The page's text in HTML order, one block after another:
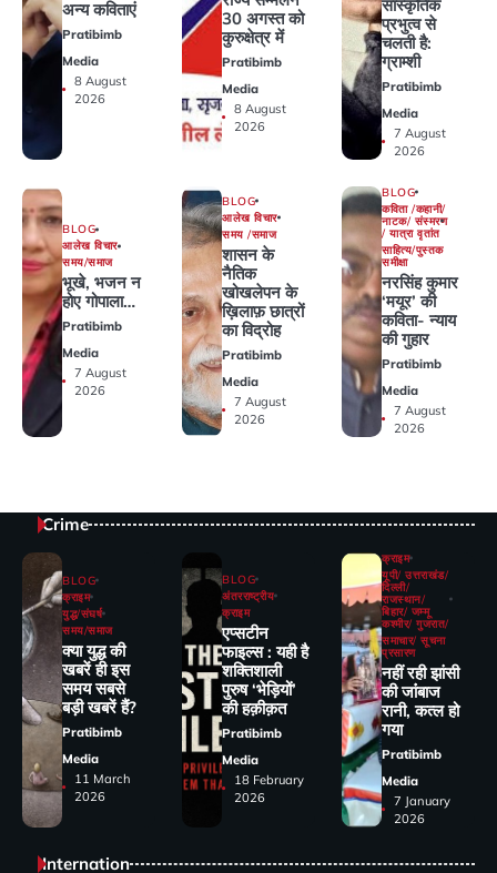
अन्य कविताएं
Pratibimb
Media
8 August
2026
30 अगस्त को
कुरुक्षेत्र में
Pratibimb
Media
8 August
2026
सांस्कृतिक
प्रभुत्व से
चलती है:
ग्राम्शी
Pratibimb
Media
7 August
2026
BLOG
आलेख विचार
समय/समाज
भूखे, भजन न
होए गोपाला…
Pratibimb
Media
7 August
2026
BLOG
आलेख विचार
समय /समाज
शासन के
नैतिक
खोखलेपन के
ख़िलाफ़ छात्रों
का विद्रोह
Pratibimb
Media
7 August
2026
BLOG
कविता /कहानी/
नाटक/ संस्मरण
/ यात्रा वृतांत
साहित्य/पुस्तक
समीक्षा
नरसिंह कुमार
‘मयूर’ की
कविता- न्याय
की गुहार
Pratibimb
Media
7 August
2026
Crime
BLOG
क्राइम
युद्ध/संघर्ष
समय/समाज
क्या युद्ध की
खबरें ही इस
समय सबसे
बड़ी खबरें हैं?
Pratibimb
Media
11 March
2026
BLOG
अंतरराष्ट्रीय
क्राइम
एप्सटीन
फाइल्स : यही है
शक्तिशाली
पुरुष ‘भेड़ियों’
की हक़ीक़त
Pratibimb
Media
18 February
2026
क्राइम
यूपी/ उत्तराखंड/
दिल्ली/
राजस्थान/
बिहार/ जम्मू
कश्मीर/ गुजरात/
समाचार/ सूचना
प्रसारण
नहीं रही झांसी
की जांंबाज
रानी, कत्‍ल हो
गया
Pratibimb
Media
7 January
2026
Internation